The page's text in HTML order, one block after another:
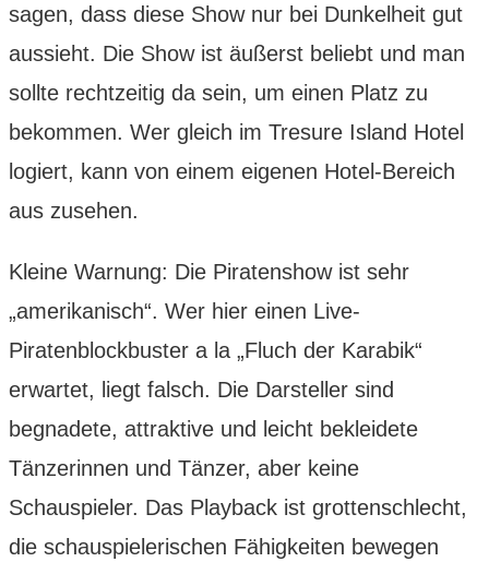
sagen, dass diese Show nur bei Dunkelheit gut
aussieht. Die Show ist äußerst beliebt und man
sollte rechtzeitig da sein, um einen Platz zu
bekommen. Wer gleich im Tresure Island Hotel
logiert, kann von einem eigenen Hotel-Bereich
aus zusehen.
Kleine Warnung: Die Piratenshow ist sehr
„amerikanisch“. Wer hier einen Live-
Piratenblockbuster a la „Fluch der Karabik“
erwartet, liegt falsch. Die Darsteller sind
begnadete, attraktive und leicht bekleidete
Tänzerinnen und Tänzer, aber keine
Schauspieler. Das Playback ist grottenschlecht,
die schauspielerischen Fähigkeiten bewegen